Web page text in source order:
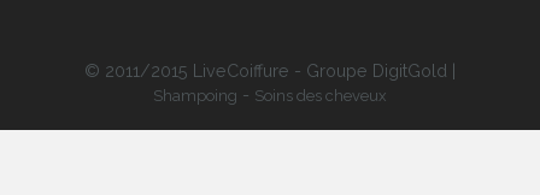
© 2011/2015 LiveCoiffure - Groupe DigitGold |
Shampoing - Soins des cheveux